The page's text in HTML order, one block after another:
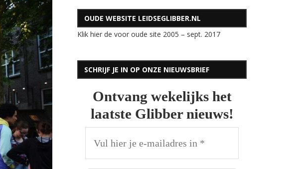
OUDE WEBSITE LEIDSEGLIBBER.NL
Klik hier de voor oude site 2005 – sept. 2017
SCHRIJF JE IN OP ONZE NIEUWSBRIEF
Ontvang wekelijks het
laatste Glibber nieuws!